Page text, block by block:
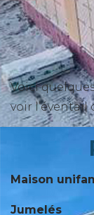
Voici
voir l’éventail
Maison
Jumelés